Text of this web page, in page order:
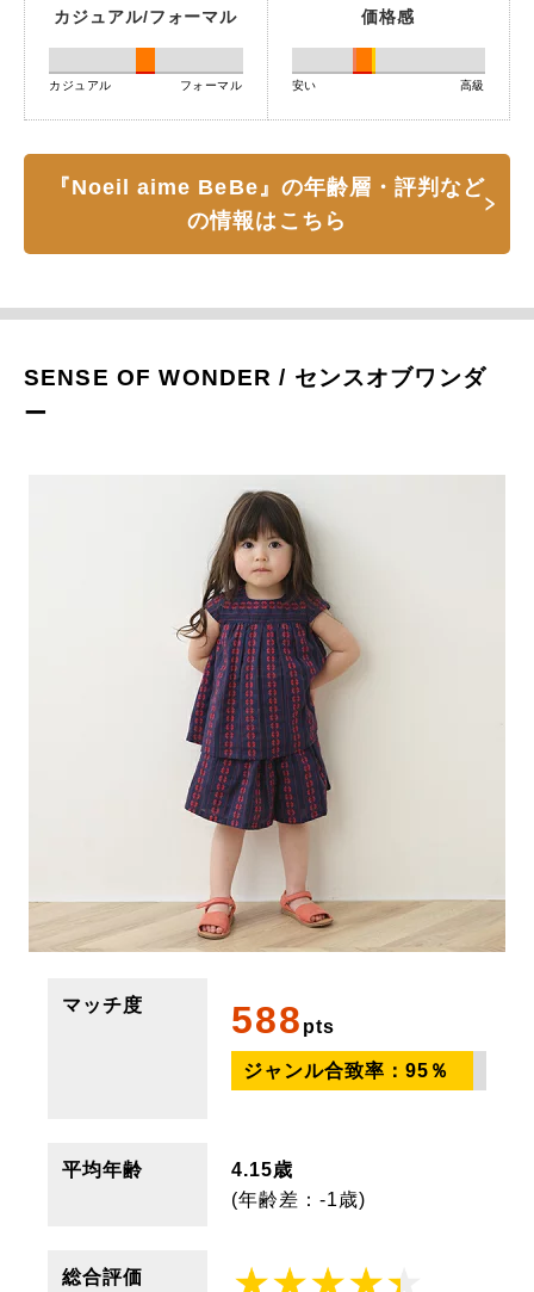
カジュアル/フォーマル
カジュアル フォーマル
価格感
安い 高級
『Noeil aime BeBe』の年齢層・評判など
の情報はこちら
SENSE OF WONDER / センスオブワンダ
ー
マッチ度 588 pts
ジャンル合致率：95 ％
平均年齢
4.15歳
(年齢差：-1歳)
総合評価